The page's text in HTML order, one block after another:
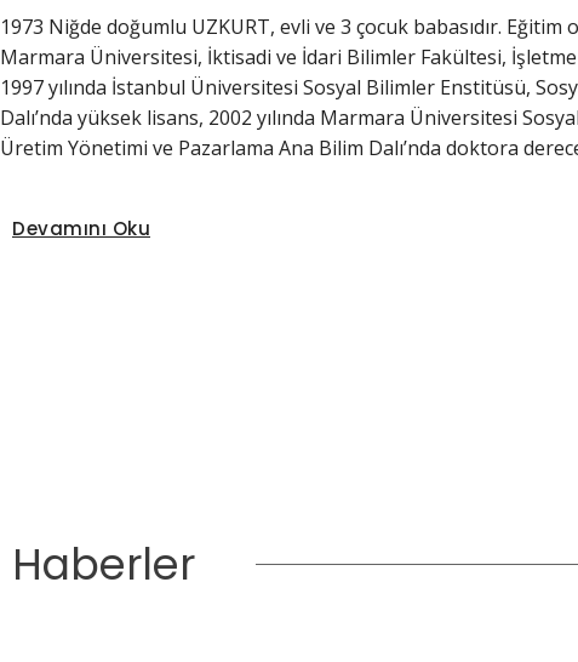
1973 Niğde doğumlu UZKURT, evli ve 3 çocuk babasıdır. Eğitim
Marmara Üniversitesi, İktisadi ve İdari Bilimler Fakültesi,
1997 yılında İstanbul Üniversitesi Sosyal Bilimler Enstitüsü,
Dalı’nda yüksek lisans, 2002 yılında Marmara Üniversitesi
Üretim Yönetimi ve Pazarlama Ana Bilim Dalı’nda doktora
Devamını Oku
Haberler